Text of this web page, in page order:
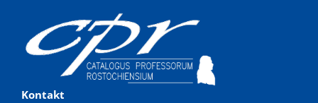
Kontakt